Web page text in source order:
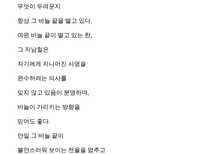
무엇이 두려운지
항상 그 바늘 끝을 떨고 있다.
여윈 바늘 끝이 떨고 있는 한,
그 지남철은
자기에게 지니어진 사명을
완수하려는 의사를
잊지 않고 있음이 분명하며,
바늘이 가리키는 방향을
믿어도 좋다.
만일 그 바늘 끝이
불안스러워 보이는 전율을 멈추고